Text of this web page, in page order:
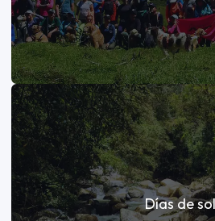
Rutas grupales
Únete a la manada yDías de sol